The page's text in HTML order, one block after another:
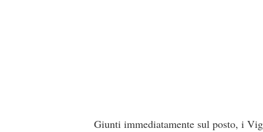
Giunti immediatamente sul posto, i